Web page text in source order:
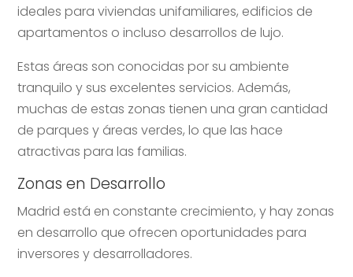
ideales para viviendas unifamiliares, edificios de
apartamentos o incluso desarrollos de lujo.
Estas áreas son conocidas por su ambiente
tranquilo y sus excelentes servicios. Además,
muchas de estas zonas tienen una gran cantidad
de parques y áreas verdes, lo que las hace
atractivas para las familias.
Zonas en Desarrollo
Madrid está en constante crecimiento, y hay zonas
en desarrollo que ofrecen oportunidades para
inversores y desarrolladores.